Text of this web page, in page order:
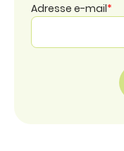
Adresse e-mail*